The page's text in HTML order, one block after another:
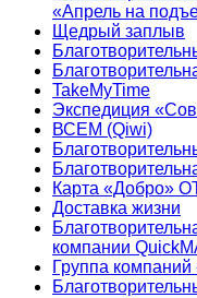
«Апрель на
Щедрый заплыв
TakeMyTime
Экспедиция
ВСЕМ (Qiwi)
Карта «Добро»
Доставка жизни
компании
Группа